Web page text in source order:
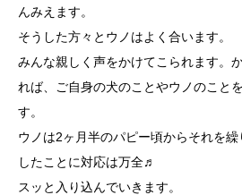
んみえます。
そうした方々とウノはよく合います。
みんな親しく声をかけてこられます。
れば、ご自身の犬のことやウノのこと
す。
ウノは2ヶ月半のパピー頃からそれを
したことに対応は万全♬
スッと入り込んでいきます。